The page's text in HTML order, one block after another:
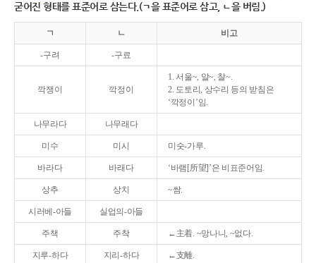
굳어진 형태를 표준어로 삼는다.(ㄱ을 표준어로 삼고, ㄴ을 버림.)
ㄱ ㄴ 비고
-구려 -구료
깍쟁이 깍정이
1. 서울~, 알~, 찰~.
2. 도토리, 상수리 등의 받침은
‘깍정이’임.
나무라다 나무래다
미수 미시 미숫-가루.
바라다 바래다 ‘바램[所望]’은 비표준어임.
상추 상치 ~쌈.
시러베-아들 실업의-아들
주책 주착 ←主着. ~망나니, ~없다.
지루-하다 지리-하다 ←支離.